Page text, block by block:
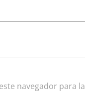
navegador para la